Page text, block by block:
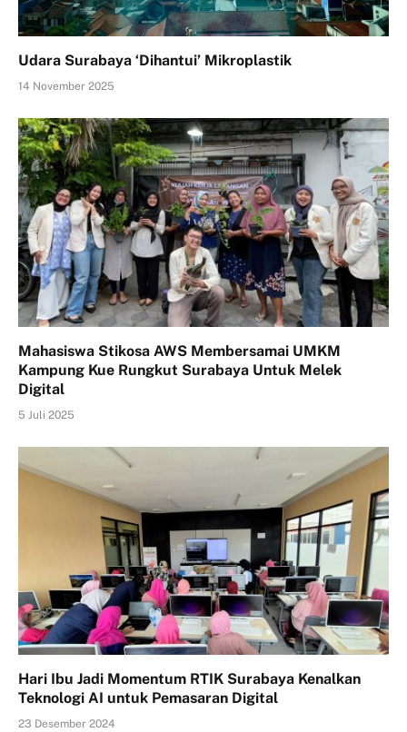
Udara Surabaya ‘Dihantui’ Mikroplastik
14 November 2025
Mahasiswa Stikosa AWS Membersamai UMKM
Kampung Kue Rungkut Surabaya Untuk Melek
Digital
5 Juli 2025
Hari Ibu Jadi Momentum RTIK Surabaya Kenalkan
Teknologi AI untuk Pemasaran Digital
23 Desember 2024